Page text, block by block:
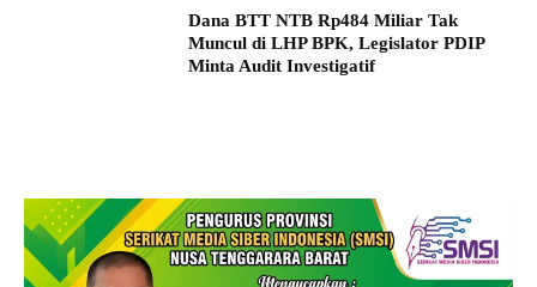
Dana BTT NTB Rp484 Miliar Tak
Muncul di LHP BPK, Legislator PDIP
Minta Audit Investigatif